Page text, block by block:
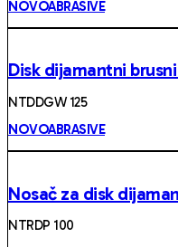
NOVOABRASIVE
Disk dijamantni
NTDDGW 125
NOVOABRASIVE
Nosač za disk
NTRDP 100